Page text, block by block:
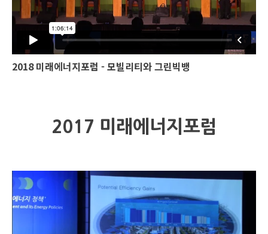
2018 미래에너지포럼 - 모빌리티와 그린빅뱅
2017 미래에너지포럼